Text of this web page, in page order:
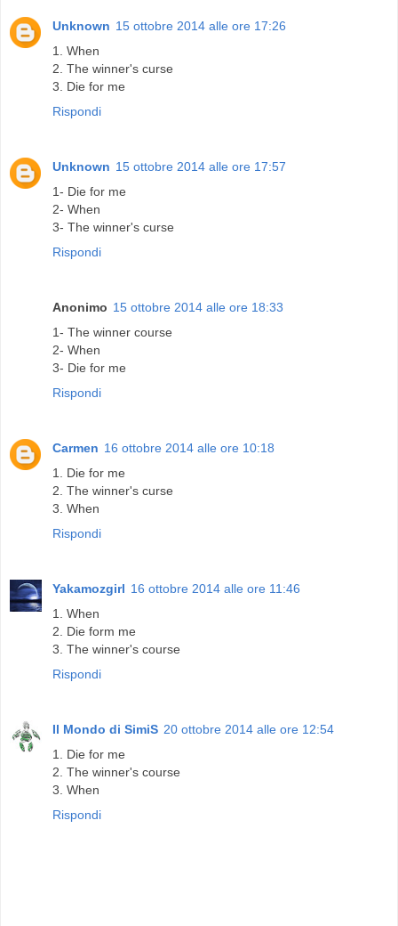
Unknown 15 ottobre 2014 alle ore 17:26
1. When
2. The winner's curse
3. Die for me
Rispondi
Unknown 15 ottobre 2014 alle ore 17:57
1- Die for me
2- When
3- The winner's curse
Rispondi
Anonimo 15 ottobre 2014 alle ore 18:33
1- The winner course
2- When
3- Die for me
Rispondi
Carmen 16 ottobre 2014 alle ore 10:18
1. Die for me
2. The winner's curse
3. When
Rispondi
Yakamozgirl 16 ottobre 2014 alle ore 11:46
1. When
2. Die form me
3. The winner's course
Rispondi
Il Mondo di SimiS 20 ottobre 2014 alle ore 12:54
1. Die for me
2. The winner's course
3. When
Rispondi